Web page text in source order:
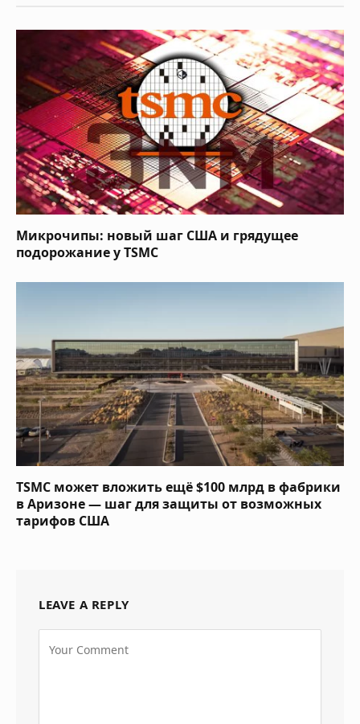
Микрочипы: новый шаг США и грядущее
подорожание у TSMC
TSMC может вложить ещё $100 млрд в фабрики
в Аризоне — шаг для защиты от возможных
тарифов США
LEAVE A REPLY